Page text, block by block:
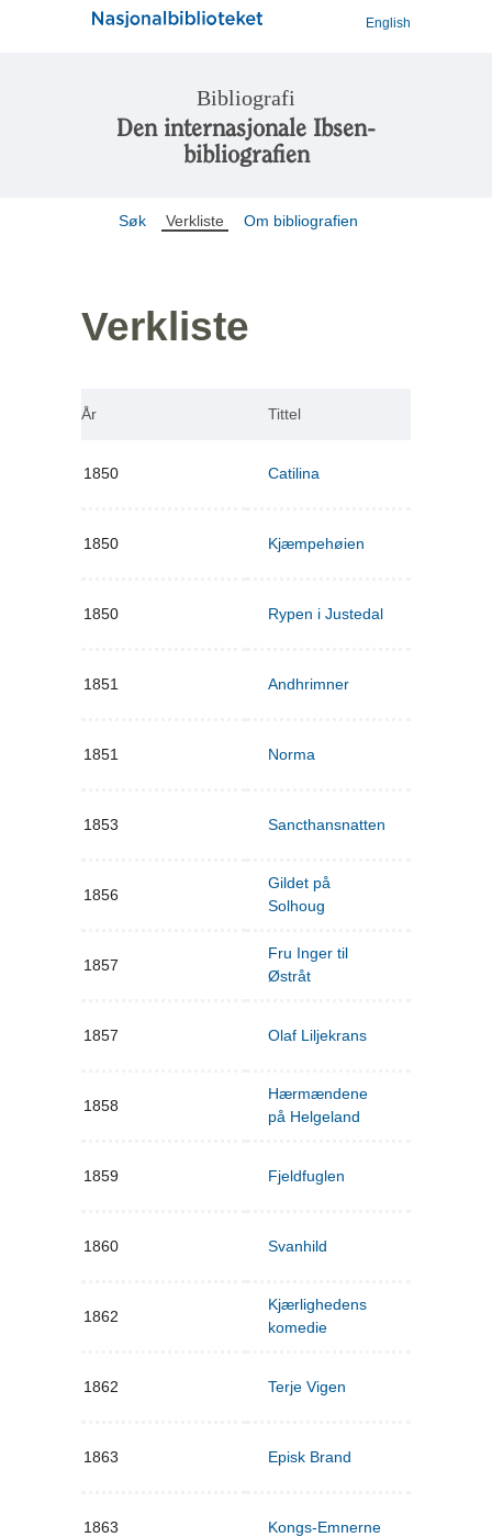
English
Bibliografi
Den internasjonale Ibsen-
bibliografien
Søk Verkliste Om bibliografien
Verkliste
År Tittel
1850 Catilina
1850 Kjæmpehøien
1850 Rypen i Justedal
1851 Andhrimner
1851 Norma
1853 Sancthansnatten
1856
Gildet på
Solhoug
1857
Fru Inger til
Østråt
1857 Olaf Liljekrans
1858
Hærmændene
på Helgeland
1859 Fjeldfuglen
1860 Svanhild
1862
Kjærlighedens
komedie
1862 Terje Vigen
1863 Episk Brand
1863 Kongs-Emnerne